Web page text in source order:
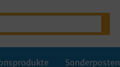
Sonderposten